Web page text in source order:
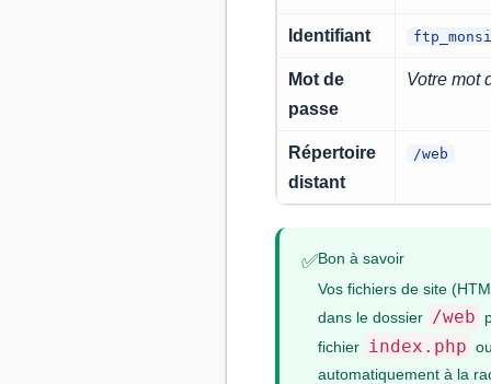
Identifiant
Mot de
passe
Votre mot
Répertoire
distant
/web
✅Bon à savoir
Vos fichiers de site
dans le dossier /web
fichier index.php
automatiquement à la